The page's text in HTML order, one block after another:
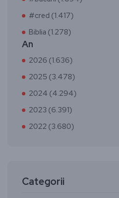
#cred (1.417)
Biblia (1.278)
An
2026 (1.636)
2025 (3.478)
2024 (4.294)
2023 (6.391)
2022 (3.680)
Categorii